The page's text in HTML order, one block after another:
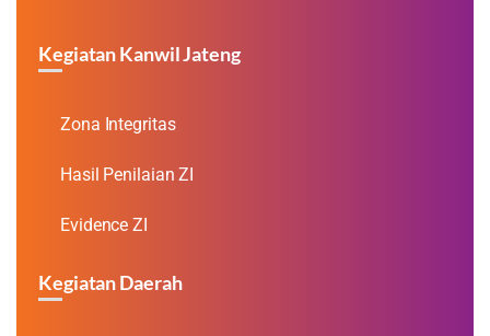
Kegiatan Kanwil Jateng
Zona Integritas
Hasil Penilaian ZI
Evidence ZI
Kegiatan Daerah